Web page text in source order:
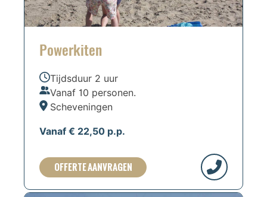
Powerkiten
Tijdsduur 2 uur
Vanaf 10 personen.
Scheveningen
Vanaf € 22,50 p.p.
OFFERTE AANVRAGEN